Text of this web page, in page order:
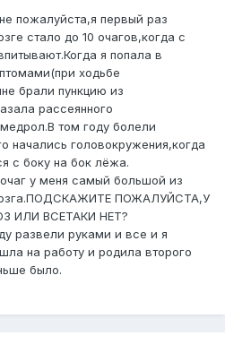
пожалуйста,я первый раз
стало до 10 очагов,когда с
я попала в
ходьбе
брали пункцию из
рассеянного
том году болели
начались головокружения,когда
с боку на бок лёжа.
у меня самый большой из
ПОЖАЛУЙСТА,У
ИЛИ ВСЕТАКИ НЕТ?
развели руками и все и я
на работу и родила второго
было.